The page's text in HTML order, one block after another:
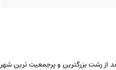
از رشت بزرگترین و پرجمعیت ترین شهر